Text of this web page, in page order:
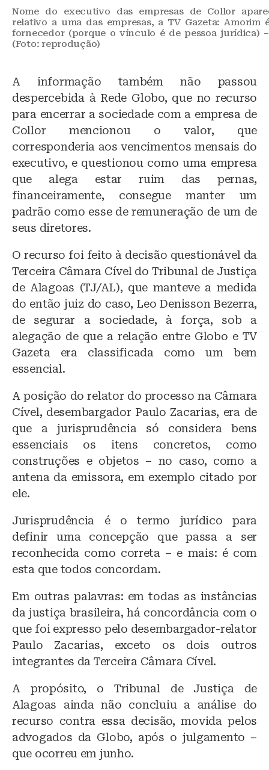
Nome do executivo das empresas de Collor
relativo a uma das empresas, a TV Gazeta: Amorim
fornecedor (porque o vínculo é de pessoa jurídica) –
(Foto: reprodução)
A informação também não passou
despercebida à Rede Globo, que no recurso
para encerrar a sociedade com a empresa de
Collor mencionou o valor, que
corresponderia aos vencimentos mensais do
executivo, e questionou como uma empresa
que alega estar ruim das pernas,
financeiramente, consegue manter um
padrão como esse de remuneração de um de
seus diretores.
O recurso foi feito à decisão questionável da
Terceira Câmara Cível do Tribunal de Justiça
de Alagoas (TJ/AL), que manteve a medida
do então juiz do caso, Leo Denisson Bezerra,
de segurar a sociedade, à força, sob a
alegação de que a relação entre Globo e TV
Gazeta era classificada como um bem
essencial.
A posição do relator do processo na Câmara
Cível, desembargador Paulo Zacarias, era de
que a jurisprudência só considera bens
essenciais os itens concretos, como
construções e objetos – no caso, como a
antena da emissora, em exemplo citado por
ele.
Jurisprudência é o termo jurídico para
definir uma concepção que passa a ser
reconhecida como correta – e mais: é com
esta que todos concordam.
Em outras palavras: em todas as instâncias
da justiça brasileira, há concordância com o
que foi expresso pelo desembargador-relator
Paulo Zacarias, exceto os dois outros
integrantes da Terceira Câmara Cível.
A propósito, o Tribunal de Justiça de
Alagoas ainda não concluiu a análise do
recurso contra essa decisão, movida pelos
advogados da Globo, após o julgamento –
que ocorreu em junho.